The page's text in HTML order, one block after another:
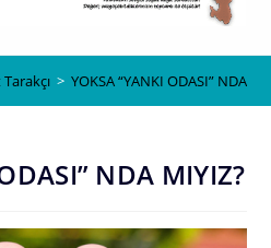
> YOKSA “YANKI ODASI” NDA
NDA MIYIZ?